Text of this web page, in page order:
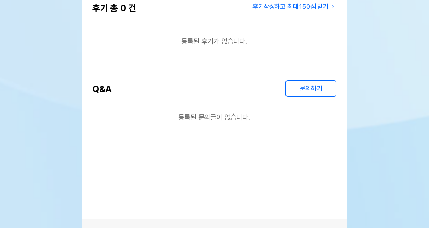
후기 총 0 건 후기작성하고 최대 150점 받기
등록된 후기가 없습니다.
Q&A 문의하기
등록된 문의글이 없습니다.